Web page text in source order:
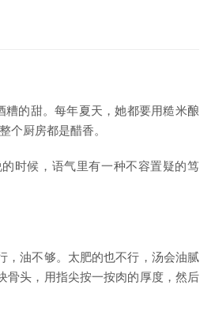
的甜。每年夏天，她都要用糙米酿
个厨房都是醋香。
时候，语气里有一种不容置疑的笃
，油不够。太肥的也不行，汤会油腻
骨头，用指尖按一按肉的厚度，然后